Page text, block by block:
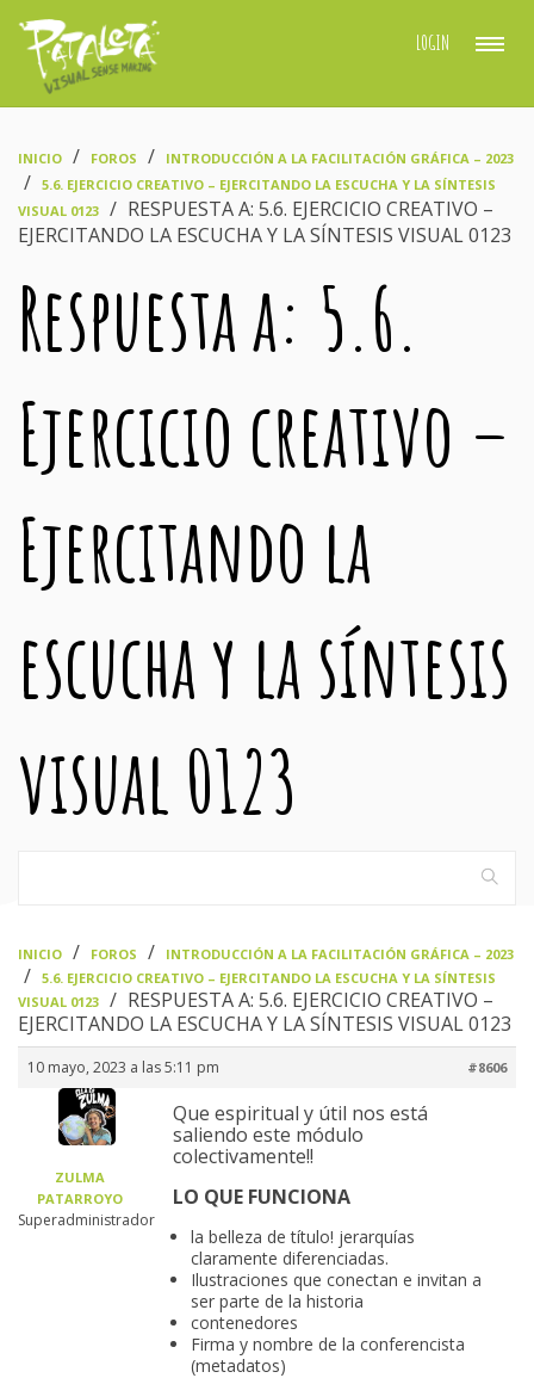
LOGIN
INICIO FOROS INTRODUCCIÓN A LA FACILITACIÓN GRÁFICA – 2023
5.6. EJERCICIO CREATIVO – EJERCITANDO LA ESCUCHA Y LA SÍNTESIS
VISUAL 0123
RESPUESTA A: 5.6. EJERCICIO CREATIVO –
EJERCITANDO LA ESCUCHA Y LA SÍNTESIS VISUAL 0123
Respuesta a: 5.6.
Ejercicio creativo –
Ejercitando la
escucha y la síntesis
visual 0123
INICIO FOROS INTRODUCCIÓN A LA FACILITACIÓN GRÁFICA – 2023
5.6. EJERCICIO CREATIVO – EJERCITANDO LA ESCUCHA Y LA SÍNTESIS
VISUAL 0123
RESPUESTA A: 5.6. EJERCICIO CREATIVO –
EJERCITANDO LA ESCUCHA Y LA SÍNTESIS VISUAL 0123
10 mayo, 2023 a las 5:11 pm #8606
ZULMA
PATARROYO
Superadministrador
Que espiritual y útil nos está
saliendo este módulo
colectivamente!!
LO QUE FUNCIONA
la belleza de título! jerarquías
claramente diferenciadas.
Ilustraciones que conectan e invitan a
ser parte de la historia
contenedores
Firma y nombre de la conferencista
(metadatos)